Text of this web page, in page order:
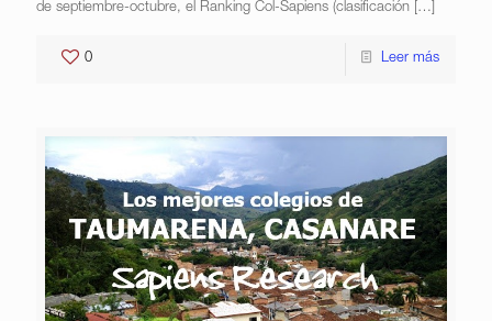
de septiembre-octubre, el Ranking Col-Sapiens (clasificación […]
0 Leer más